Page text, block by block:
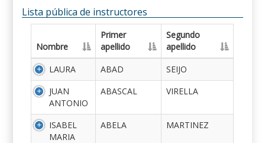
Lista pública de instructores
Nombre
Primer
apellido
Segundo
apellido
LAURA
ABAD
SEIJO
JUAN
ANTONIO
ABASCAL VIRELLA
ISABEL
MARIA
ABELA MARTINEZ